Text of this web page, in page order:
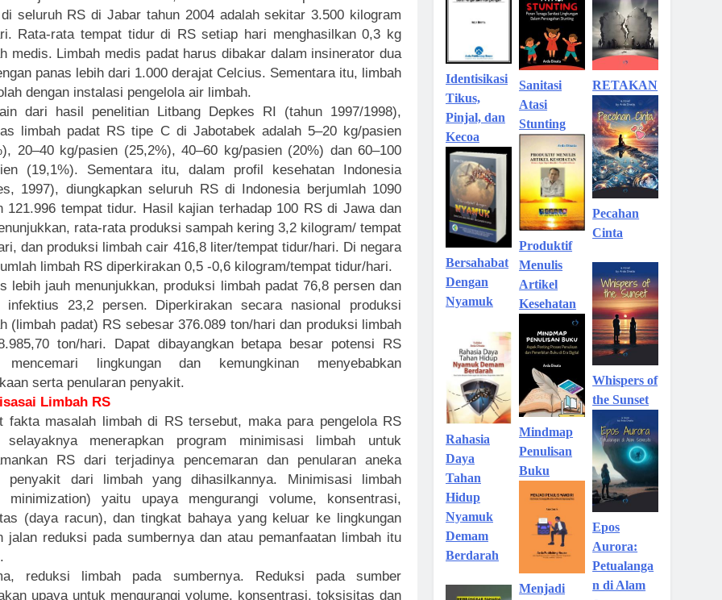
seluruh RS di Jabar tahun 2004 adalah sekitar 3.500 kilogram
Rata-rata tempat tidur di RS setiap hari menghasilkan 0,3 kg
medis. Limbah medis padat harus dibakar dalam insinerator dua
panas lebih dari 1.000 derajat Celcius. Sementara itu, limbah
dengan instalasi pengelola air limbah.
dari hasil penelitian Litbang Depkes RI (tahun 1997/1998),
limbah padat RS tipe C di Jabotabek adalah 5–20 kg/pasien
20–40 kg/pasien (25,2%), 40–60 kg/pasien (20%) dan 60–100
(19,1%). Sementara itu, dalam profil kesehatan Indonesia
1997), diungkapkan seluruh RS di Indonesia berjumlah 1090
121.996 tempat tidur. Hasil kajian terhadap 100 RS di Jawa dan
rata-rata produksi sampah kering 3,2 kilogram/ tempat
dan produksi limbah cair 416,8 liter/tempat tidur/hari. Di negara
limbah RS diperkirakan 0,5 -0,6 kilogram/tempat tidur/hari.
lebih jauh menunjukkan, produksi limbah padat 76,8 persen dan
infektius 23,2 persen. Diperkirakan secara nasional produksi
(limbah padat) RS sebesar 376.089 ton/hari dan produksi limbah
ton/hari. Dapat dibayangkan betapa besar potensi RS
mencemari lingkungan dan kemungkinan menyebabkan
serta penularan penyakit.
Limbah RS
fakta masalah limbah di RS tersebut, maka para pengelola RS
selayaknya menerapkan program minimisasi limbah untuk
RS dari terjadinya pencemaran dan penularan aneka
penyakit dari limbah yang dihasilkannya. Minimisasi limbah
minimization) yaitu upaya mengurangi volume, konsentrasi,
(daya racun), dan tingkat bahaya yang keluar ke lingkungan
jalan reduksi pada sumbernya dan atau pemanfaatan limbah itu
reduksi limbah pada sumbernya. Reduksi pada sumber
upaya untuk mengurangi volume, konsentrasi, toksisitas dan
Identisikasi
Tikus,
Pinjal, dan
Kecoa
Bersahabat
Dengan
Nyamuk
Rahasia
Daya
Tahan
Hidup
Nyamuk
Demam
Berdarah
Sanitasi
Atasi
Stunting
Produktif
Menulis
Artikel
Kesehatan
Mindmap
Penulisan
Buku
Menjadi
RETAKAN
Pecahan
Cinta
Whispers of
the Sunset
Epos
Aurora:
Petualanga
n di Alam